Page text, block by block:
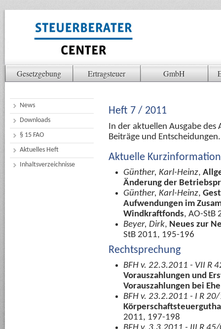
Gesetzgebung Ertragsteuer GmbH
News
Downloads
§ 15 FAO
Aktuelles Heft
Inhaltsverzeichnisse
Heft 7 / 2011
In der aktuellen Ausgabe des
Beiträge und Entscheidungen.
Aktuelle
Günther, Karl-Heinz,
Änderung der
Günther, Karl-Heinz,
Aufwendungen im
Windkraftfonds, AO-StB
Beyer, Dirk, Neues zur
StB 2011, 195-196
Rechtsprechung
BFH v. 22.3.2011 - VII R
Vorauszahlungen und
Vorauszahlungen bei
BFH v. 23.2.2011 - I R
2011, 197-198